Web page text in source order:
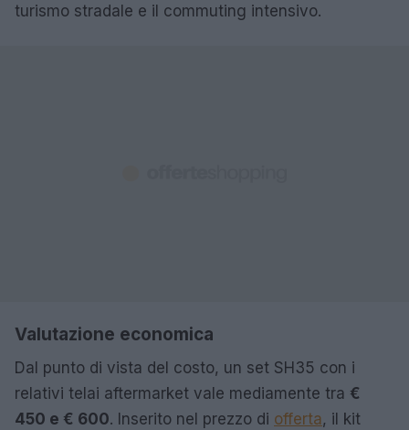
turismo stradale e il commuting intensivo.
Valutazione economica
Dal punto di vista del costo, un set SH35 con i
relativi telai aftermarket vale mediamente tra €
450 e € 600. Inserito nel prezzo di offerta, il kit